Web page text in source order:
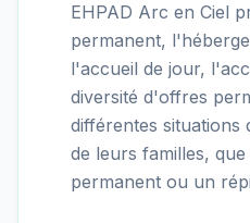
EHPAD Arc en Ciel
permanent,
l'accueil de jour,
diversité d'offres
différentes situations
de leurs familles,
permanent ou un